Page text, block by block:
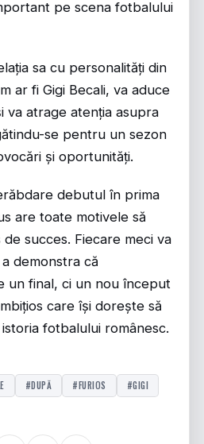
pe scena fotbalului
sa cu personalități din
ar fi Gigi Becali, va aduce
va atrage atenția asupra
se pentru un sezon
și oportunități.
debutul în prima
are toate motivele să
succes. Fiecare meci va
demonstra că
un final, ci un nou început
care își dorește să
fotbalului românesc.
#DUPĂ #FURIOS
#GIGI